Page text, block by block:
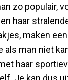
zo populair,
haar
maken
man niet
haar